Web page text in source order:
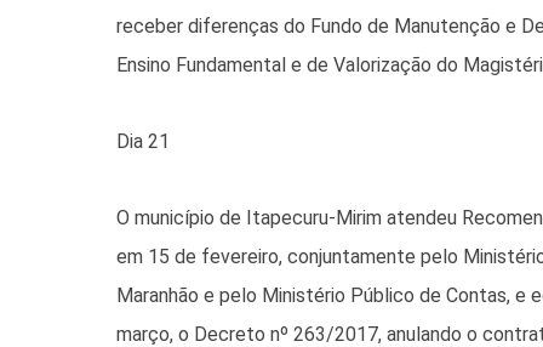
receber diferenças do Fundo de Manutenção e
Ensino Fundamental e de Valorização do
Dia 21
O município de Itapecuru-Mirim atendeu
em 15 de fevereiro, conjuntamente pelo
Maranhão e pelo Ministério Público de Contas, e
março, o Decreto nº 263/2017, anulando o